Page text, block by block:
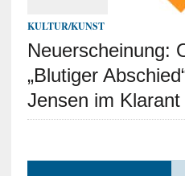
KULTUR/KUNST
Neuerscheinung:
„Blutiger
Jensen im Klarant